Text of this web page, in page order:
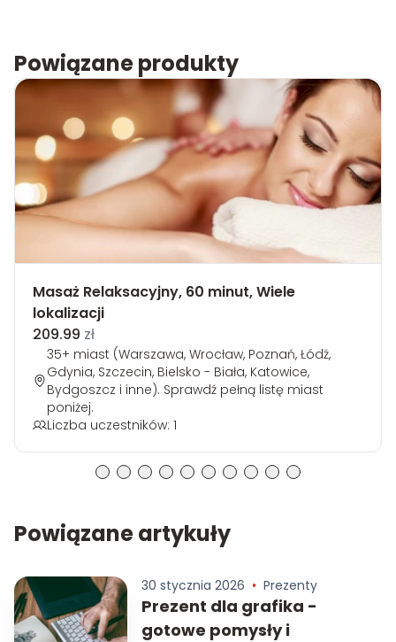
Powiązane produkty
Masaż Relaksacyjny, 60 minut, Wiele
lokalizacji
209.99 zł
35+ miast (Warszawa, Wrocław, Poznań, Łódź,
Gdynia, Szczecin, Bielsko - Biała, Katowice,
Bydgoszcz i inne). Sprawdź pełną listę miast
poniżej.
Liczba uczestników: 1
Powiązane artykuły
30 stycznia 2026 • Prezenty
Prezent dla grafika -
gotowe pomysły i